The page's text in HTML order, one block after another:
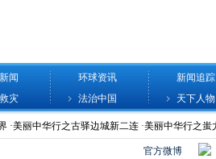
闻 环球资讯 新闻追踪
灾 法治中国 天下人物
官方微博